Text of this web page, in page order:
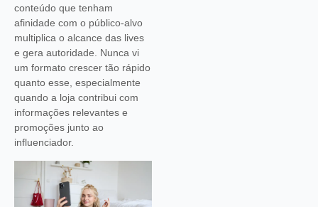
conteúdo que tenham
afinidade com o público-alvo
multiplica o alcance das lives
e gera autoridade. Nunca vi
um formato crescer tão rápido
quanto esse, especialmente
quando a loja contribui com
informações relevantes e
promoções junto ao
influenciador.